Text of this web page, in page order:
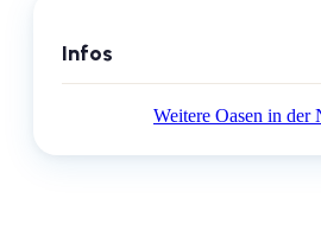
Infos
Weitere Oasen in der